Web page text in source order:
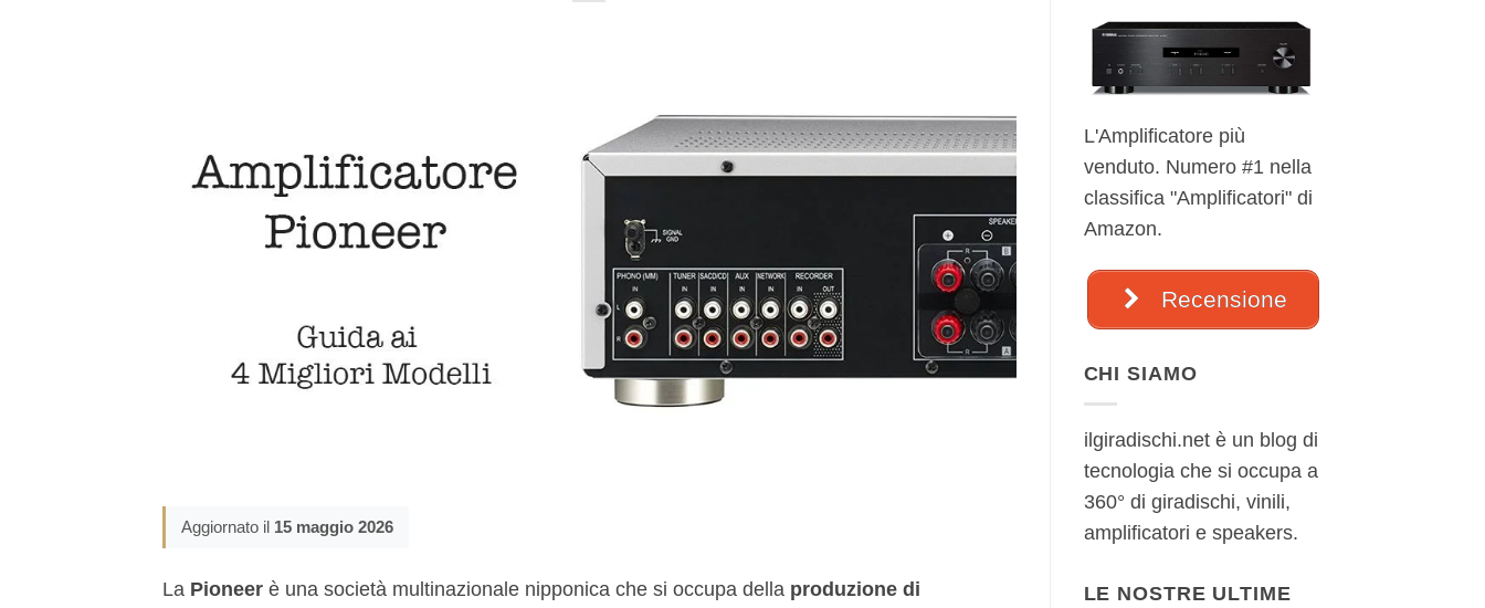
Aggiornato il 15 maggio 2026
La Pioneer è una società multinazionale nipponica che si occupa della produzione di
L'Amplificatore più
venduto. Numero #1 nella
classifica "Amplificatori" di
Amazon.
Recensione
CHI SIAMO
ilgiradischi.net è un blog di
tecnologia che si occupa a
360° di giradischi, vinili,
amplificatori e speakers.
LE NOSTRE ULTIME